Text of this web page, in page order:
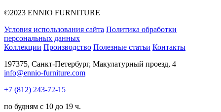
©2023 ENNIO FURNITURE
Условия использования сайта Политика обработки
персональных данных
Коллекции Производство Полезные статьи Контакты
197375, Санкт-Петербург, Макулатурный проезд, 4
info@ennio-furniture.com
+7 (812) 243-72-15
по будням с 10 до 19 ч.